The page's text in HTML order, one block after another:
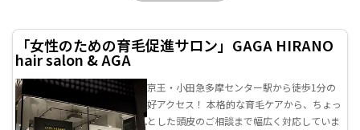
「女性のための​育毛促進サロン」GAGA HIRANO
hair salon & AGA
京王・小田急多摩センター駅から徒歩1分の
好アクセス！ 本格的な育毛ケアから、ちょっ
とした頭皮のご相談まで幅広く対応していま